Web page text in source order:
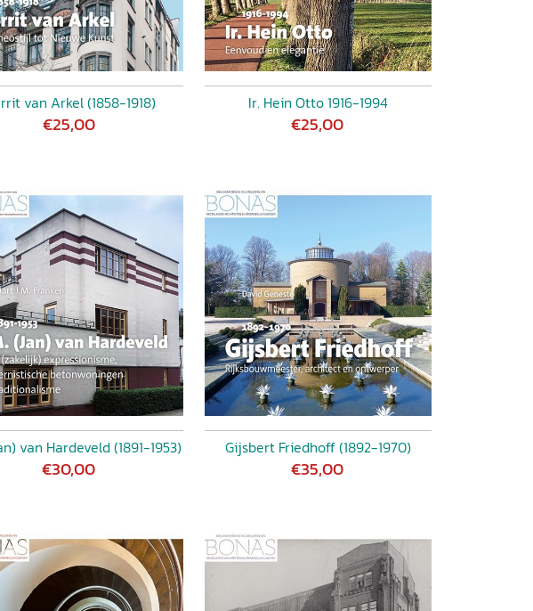
van Arkel (1858-1918)
€25,00
Ir. Hein Otto 1916-1994
€25,00
van Hardeveld (1891-1953)
€30,00
Gijsbert Friedhoff (1892-1970)
€35,00